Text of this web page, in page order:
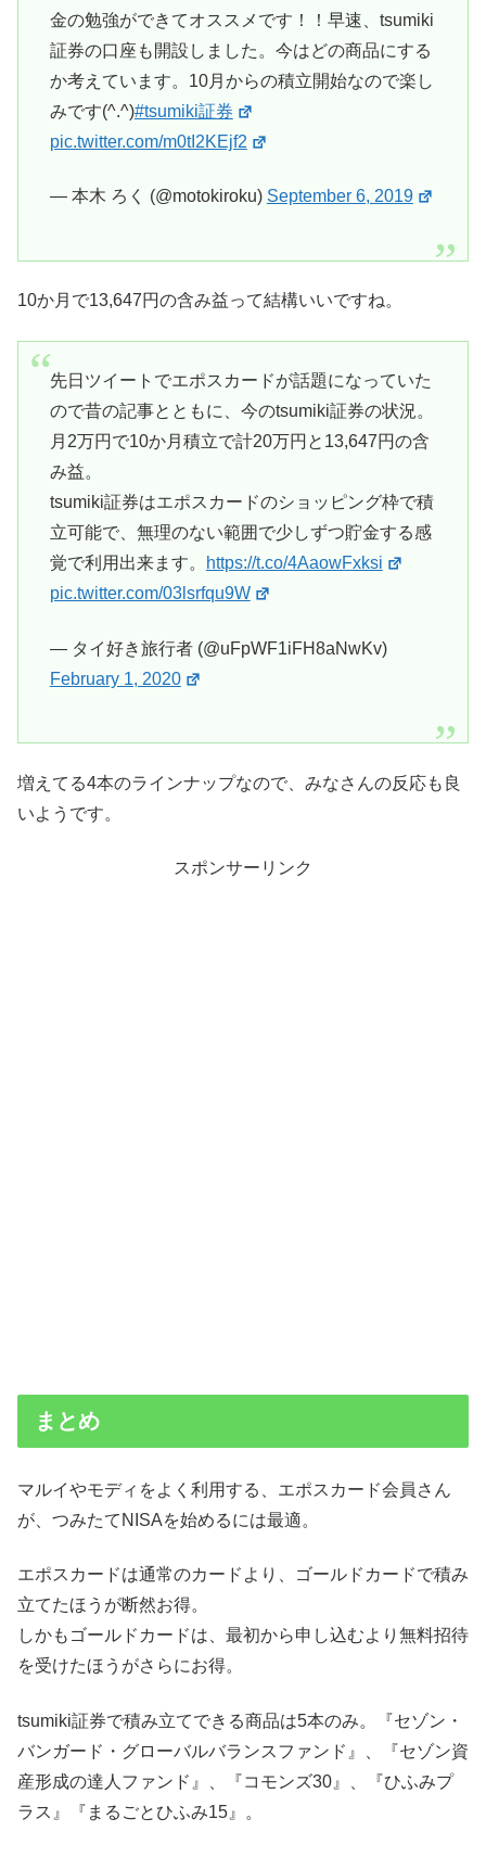
金の勉強ができてオススメです！！早速、tsumiki
証券の口座も開設しました。今はどの商品にする
か考えています。10月からの積立開始なので楽し
みです(^.^)#tsumiki証券
pic.twitter.com/m0tI2KEjf2
— 本木 ろく (@motokiroku) September 6, 2019
10か月で13,647円の含み益って結構いいですね。
先日ツイートでエポスカードが話題になっていた
ので昔の記事とともに、今のtsumiki証券の状況。
月2万円で10か月積立で計20万円と13,647円の含
み益。
tsumiki証券はエポスカードのショッピング枠で積
立可能で、無理のない範囲で少しずつ貯金する感
覚で利用出来ます。
https://t.co/4AaowFxksi
pic.twitter.com/03lsrfqu9W
— タイ好き旅行者 (@uFpWF1iFH8aNwKv)
February 1, 2020
増えてる4本のラインナップなので、みなさんの反応も良
いようです。
スポンサーリンク
まとめ
マルイやモディをよく利用する、エポスカード会員さん
が、つみたてNISAを始めるには最適。
エポスカードは通常のカードより、ゴールドカードで積み
立てたほうが断然お得。
しかもゴールドカードは、最初から申し込むより無料招待
を受けたほうがさらにお得。
tsumiki証券で積み立てできる商品は5本のみ。『セゾン・
バンガード・グローバルバランスファンド』、『セゾン資
産形成の達人ファンド』、『コモンズ30』、『ひふみプ
ラス』『まるごとひふみ15』。